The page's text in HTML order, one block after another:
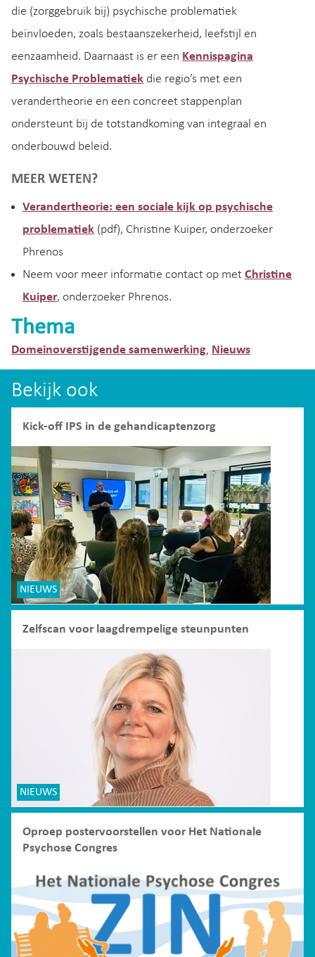
die (zorggebruik bij) psychische problematiek
beïnvloeden, zoals bestaanszekerheid, leefstijl en
eenzaamheid. Daarnaast is er een Kennispagina
Psychische Problematiek die regio’s met een
verandertheorie en een concreet stappenplan
ondersteunt bij de totstandkoming van integraal en
onderbouwd beleid.
MEER WETEN?
Verandertheorie: een sociale kijk op psychische
problematiek (pdf), Christine Kuiper, onderzoeker
Phrenos
Neem voor meer informatie contact op met Christine
Kuiper, onderzoeker Phrenos.
Thema
Domeinoverstijgende samenwerking, Nieuws
Bekijk ook
Kick-off IPS in de gehandicaptenzorg
NIEUWS
Zelfscan voor laagdrempelige steunpunten
NIEUWS
Oproep postervoorstellen voor Het Nationale
Psychose Congres